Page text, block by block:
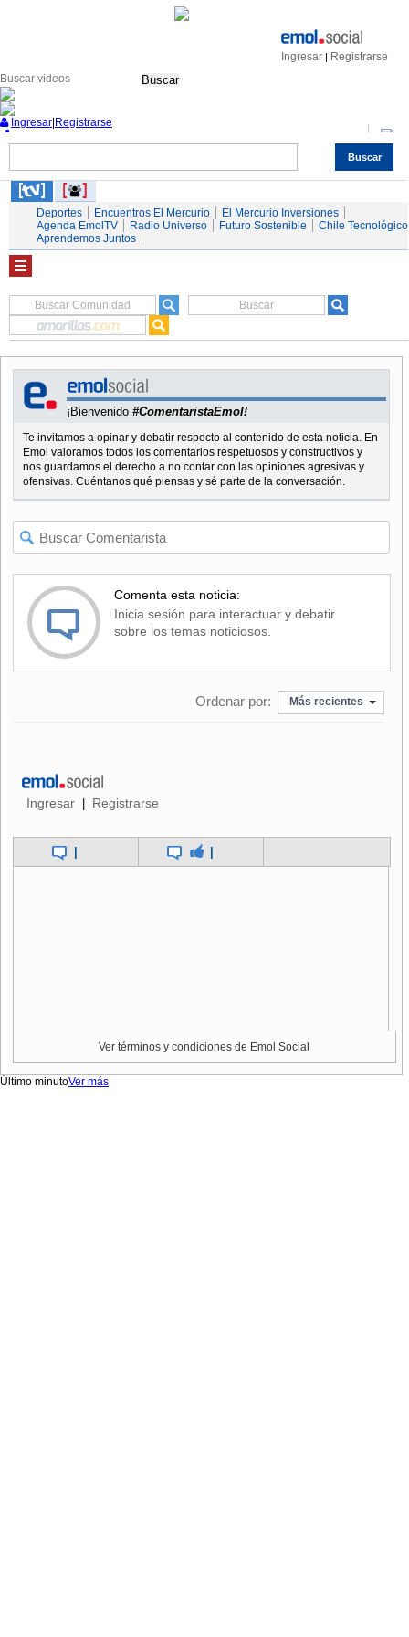
Ingresar | Registrarse
Buscar
Buscar
Ingresar Registrarse
Servicios
Deportes Encuentros El Mercurio
El Mercurio Inversiones
Agenda EmolTV
Radio Universo Futuro Sostenible
Chile Tecnológico
Aprendemos Juntos
¡Bienvenido #ComentaristaEmol!
Te invitamos a opinar y debatir respecto al contenido de esta noticia. En
Emol valoramos todos los comentarios respetuosos y constructivos y
nos guardamos el derecho a no contar con las opiniones agresivas y
ofensivas. Cuéntanos qué piensas y sé parte de la conversación.
Comenta esta noticia:
Inicia sesión para interactuar y debatir
sobre los temas noticiosos.
Ordenar por: Más recientes
Ingresar | Registrarse
| |
Ver términos y condiciones de Emol Social
Último minutoVer más